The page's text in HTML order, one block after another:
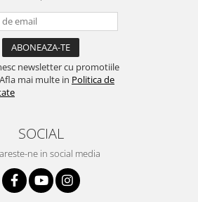
newsletter cu promotiile
mai multe in Politica de
SOCIAL
ne in social media